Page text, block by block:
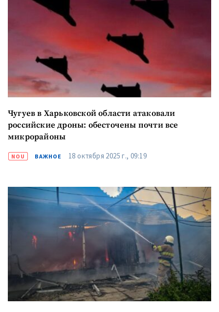
Чугуев в Харьковской области атаковали
российские дроны: обесточены почти все
микрорайоны
NOU ВАЖНОЕ 18 октября 2025 г., 09:19